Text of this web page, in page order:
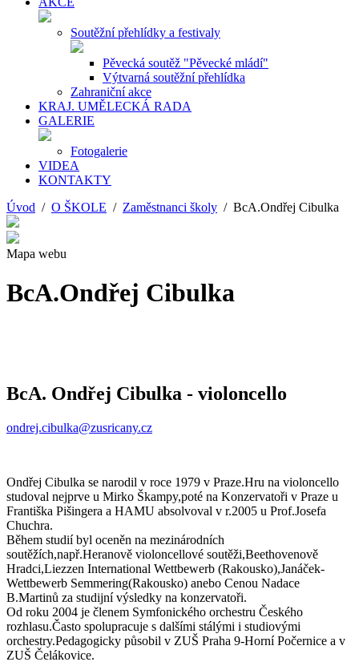
Soutěžní přehlídky a festivaly
Pěvecká soutěž "Pěvecké mládí"
Výtvarná soutěžní přehlídka
Zahraniční akce
KRAJ. UMĚLECKÁ RADA
GALERIE
Fotogalerie
VIDEA
KONTAKTY
Úvod / O ŠKOLE / Zaměstnanci školy / BcA.Ondřej Cibulka
Mapa webu
BcA.Ondřej Cibulka
BcA. Ondřej Cibulka - violoncello
ondrej.cibulka@zusricany.cz
Ondřej Cibulka se narodil v roce 1979 v Praze.Hru na violoncello
studoval nejprve u Mirko Škampy,poté na Konzervatoři v Praze u
Františka Pišingera a HAMU absolvoval v r.2005 u Prof.Josefa
Chuchra.
Během studií byl oceněn na mezinárodních
soutěžích,např.Heranově violoncellové soutěži,Beethovenově
Hradci,Liezzen International Wettbewerb (Rakousko),Janáček-
Wettbewerb Semmering(Rakousko) anebo Cenou Nadace
B.Martinů za studijní výsledky na konzervatoři.
Od roku 2004 je členem Symfonického orchestru Českého
rozhlasu.Často spolupracuje s dalšími stálými i studiovými
orchestry.Pedagogicky působil v ZUŠ Praha 9-Horní Počernice a v
ZUŠ Čelákovice.